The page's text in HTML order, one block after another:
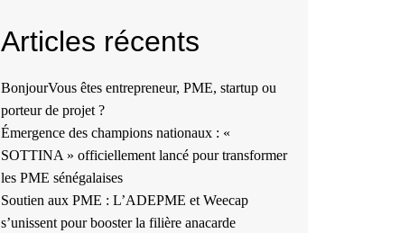
Articles récents
BonjourVous êtes entrepreneur, PME, startup ou
porteur de projet ?
Émergence des champions nationaux : «
SOTTINA » officiellement lancé pour transformer
les PME sénégalaises
Soutien aux PME : L’ADEPME et Weecap
s’unissent pour booster la filière anacarde